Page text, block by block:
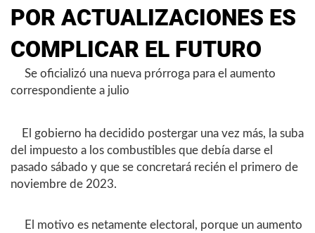
POR ACTUALIZACIONES ES
COMPLICAR EL FUTURO
Se oficializó una nueva prórroga para el aumento
correspondiente a julio
El gobierno ha decidido postergar una vez más, la suba
del impuesto a los combustibles que debía darse el
pasado sábado y que se concretará recién el primero de
noviembre de 2023.
El motivo es netamente electoral, porque un aumento